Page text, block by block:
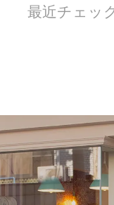
最近チェッ